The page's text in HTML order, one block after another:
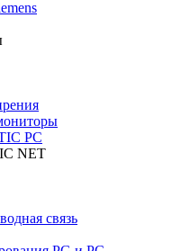
PC
NET
связь